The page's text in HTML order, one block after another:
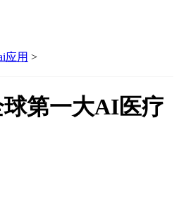
应用 >
第一大AI医疗